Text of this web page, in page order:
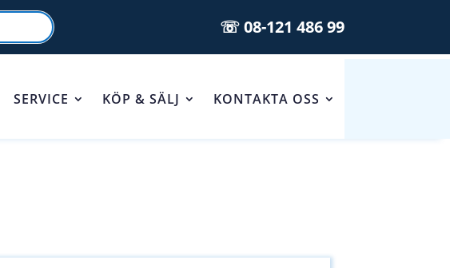
☏ 08-121 486 99
SERVICE KÖP & SÄLJ KONTAKTA OSS